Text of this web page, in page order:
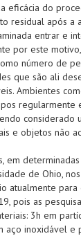
eficácia do
residual após a
entrar e
por este
número de
que são ali
Ambientes
considerado
e objetos não
em
de Ohio,
atualmente
pois as
3h em
aço inoxidável e